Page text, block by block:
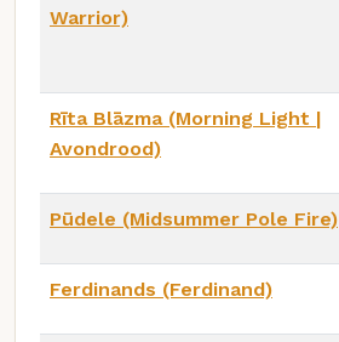
Warrior)
Rīta Blāzma (Morning Light |
Avondrood)
Pūdele (Midsummer Pole Fire)
Ferdinands (Ferdinand)